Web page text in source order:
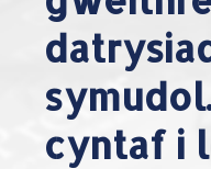
cyntaf i